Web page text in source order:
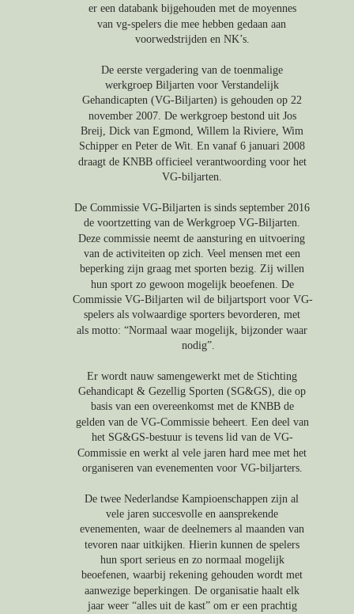
er een databank bijgehouden met de moyennes
van vg-spelers die mee hebben gedaan aan
voorwedstrijden en NK’s.
De eerste vergadering van de toenmalige
werkgroep Biljarten voor Verstandelijk
Gehandicapten (VG-Biljarten) is gehouden op 22
november 2007. De werkgroep bestond uit Jos
Breij, Dick van Egmond, Willem la Riviere, Wim
Schipper en Peter de Wit. En vanaf 6 januari 2008
draagt de KNBB officieel verantwoording voor het
VG-biljarten.
De Commissie VG-Biljarten is sinds september 2016
de voortzetting van de Werkgroep VG-Biljarten.
Deze commissie neemt de aansturing en uitvoering
van de activiteiten op zich. Veel mensen met een
beperking zijn graag met sporten bezig. Zij willen
hun sport zo gewoon mogelijk beoefenen. De
Commissie VG-Biljarten wil de biljartsport voor VG-
spelers als volwaardige sporters bevorderen, met
als motto: “Normaal waar mogelijk, bijzonder waar
nodig”.
Er wordt nauw samengewerkt met de Stichting
Gehandicapt & Gezellig Sporten (SG&GS), die op
basis van een overeenkomst met de KNBB de
gelden van de VG-Commissie beheert. Een deel van
het SG&GS-bestuur is tevens lid van de VG-
Commissie en werkt al vele jaren hard mee met het
organiseren van evenementen voor VG-biljarters.
De twee Nederlandse Kampioenschappen zijn al
vele jaren succesvolle en aansprekende
evenementen, waar de deelnemers al maanden van
tevoren naar uitkijken. Hierin kunnen de spelers
hun sport serieus en zo normaal mogelijk
beoefenen, waarbij rekening gehouden wordt met
aanwezige beperkingen. De organisatie haalt elk
jaar weer “alles uit de kast” om er een prachtig